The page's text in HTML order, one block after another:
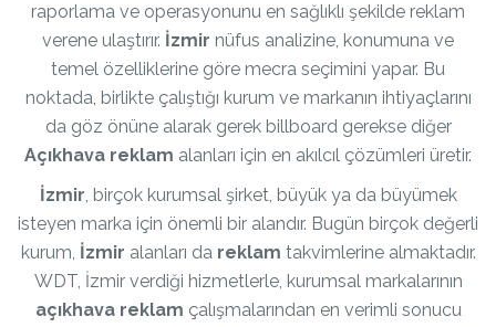
raporlama ve operasyonunu en sağlıklı şekilde reklam
verene ulaştırır. İzmir nüfus analizine, konumuna ve
temel özelliklerine göre mecra seçimini yapar. Bu
noktada, birlikte çalıştığı kurum ve markanın ihtiyaçlarını
da göz önüne alarak gerek billboard gerekse diğer
Açıkhava reklam alanları için en akılcıl çözümleri üretir.
İzmir, birçok kurumsal şirket, büyük ya da büyümek
isteyen marka için önemli bir alandır. Bugün birçok değerli
kurum, İzmir alanları da reklam takvimlerine almaktadır.
WDT, İzmir verdiği hizmetlerle, kurumsal markalarının
açıkhava reklam çalışmalarından en verimli sonucu